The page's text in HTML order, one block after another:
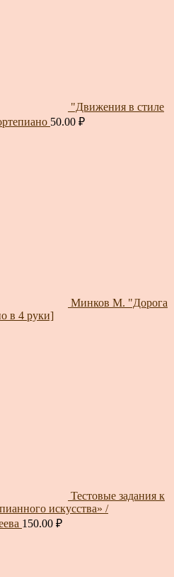
"Движения в стиле
50.00 ₽
Минков М. "Дорога
в 4 руки]
Тестовые задания к
искусства» /
150.00 ₽